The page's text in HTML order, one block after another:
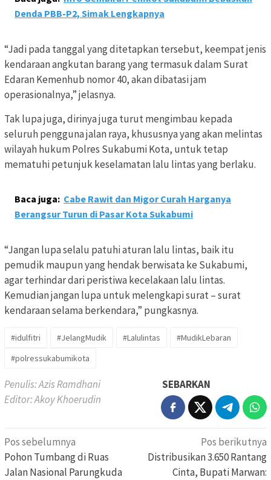
Denda PBB-P2, Simak Lengkapnya
“Jadi pada tanggal yang ditetapkan tersebut, keempat jenis
kendaraan angkutan barang yang termasuk dalam Surat
Edaran Kemenhub nomor 40, akan dibatasi jam
operasionalnya,” jelasnya.
Tak lupa juga, dirinya juga turut mengimbau kepada
seluruh pengguna jalan raya, khususnya yang akan melintas
wilayah hukum Polres Sukabumi Kota, untuk tetap
mematuhi petunjuk keselamatan lalu lintas yang berlaku.
Baca juga: Cabe Rawit dan Migor Curah Harganya
Berangsur Turun di Pasar Kota Sukabumi
“Jangan lupa selalu patuhi aturan lalu lintas, baik itu
pemudik maupun yang hendak berwisata ke Sukabumi,
agar terhindar dari peristiwa kecelakaan lalu lintas.
Kemudian jangan lupa untuk melengkapi surat – surat
kendaraan selama berkendara,” pungkasnya.
#idulfitri #JelangMudik #Lalulintas
#MudikLebaran
#polressukabumikota
Penulis: Azis Ramdhani
Editor: Akoy Khoerudin
SEBARKAN
Navigasi
pos
Pos sebelumnya
Pohon Tumbang di Ruas
Jalan Nasional Parungkuda
Pos berikutnya
Distribusikan 3.650 Rantang
Cinta, Bupati Marwan: